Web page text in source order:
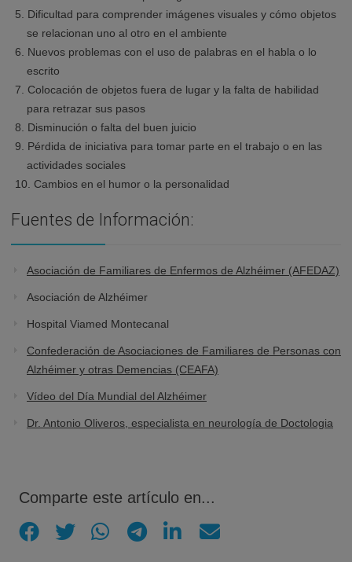
Dificultad para comprender imágenes visuales y cómo objetos
se relacionan uno al otro en el ambiente
Nuevos problemas con el uso de palabras en el habla o lo
escrito
Colocación de objetos fuera de lugar y la falta de habilidad
para retrazar sus pasos
Disminución o falta del buen juicio
Pérdida de iniciativa para tomar parte en el trabajo o en las
actividades sociales
Cambios en el humor o la personalidad
Fuentes de Información:
Asociación de Familiares de Enfermos de Alzhéimer (AFEDAZ)
Asociación de Alzhéimer
Hospital Viamed Montecanal
Confederación de Asociaciones de Familiares de Personas con
Alzhéimer y otras Demencias (CEAFA)
Vídeo del Día Mundial del Alzhéimer
Dr. Antonio Oliveros, especialista en neurología de Doctologia
Comparte este artículo en...